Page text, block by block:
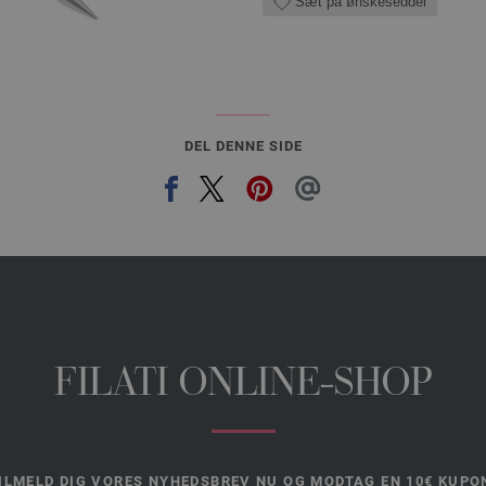
DEL DENNE SIDE
FILATI ONLINE-SHOP
DIG VORES NYHEDSBREV NU OG MODTAG EN 10€